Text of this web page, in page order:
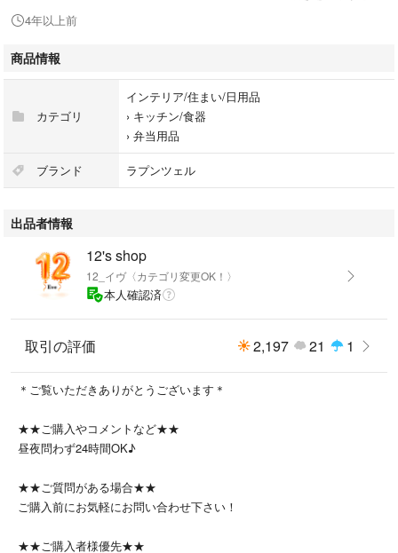
もちろん、普段使いにも最適！
★内容
★サイズ
170×105×60mm
450ml
※ご質問がある場合は、購入前にお気軽にお問い合わせ下さい！
#ランチボックス
#ランチセット
#ディズニー弁当
#弁当箱
#幼稚園ランチセット
#小学生ランチセット
#遠足
#格安
#学生
#新入生準備
#二段お弁当箱
#子供お弁当箱
#赤お弁当箱
4年以上前
商品情報
カテゴリ
インテリア/住まい/日用品
› キッチン/食器
› 弁当用品
ブランド ラプンツェル
出品者情報
12's shop
12_イヴ〈カテゴリ変更OK！〉
本人確認済
取引の評価 2,197 21 1
＊ご覧いただきありがとうございます＊
★★ご購入やコメントなど★★
昼夜問わず24時間OK♪
★★ご質問がある場合★★
ご購入前にお気軽にお問い合わせ下さい！
★★ご購入者様優先★★